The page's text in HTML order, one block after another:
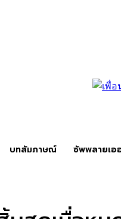
บทสัมภาษณ์ ซัพพลายเอ